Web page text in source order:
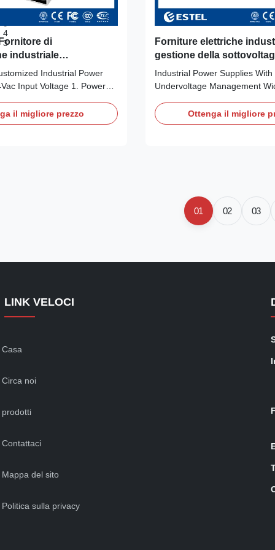
4
3
di
industriale
85 - 264Vac Voltaggio
Industrial Power
Input Voltage 1. Power
264Vac/120~370Vdc Input
47-63 Hz input currenton
il migliore prezzo
Forniture elettriche
gestione della
batterie Ampia gamma di
tensione
Industrial Power Supplies With
Undervoltage Management
Description This power supply
power supply, with the
Input undervoltage, input
overvoltage, output
Ottenga il migliore
01 02 03
LINK VELOCI
Casa
Circa noi
prodotti
Contattaci
Mappa del sito
Politica sulla privacy